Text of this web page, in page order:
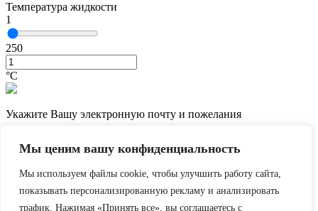
Мы ценим вашу конфиденциальность
Мы используем файлы cookie, чтобы улучшить работу сайта,
показывать персонализированную рекламу и анализировать
трафик. Нажимая «Принять все», вы соглашаетесь с
Температура жидкости
1
250
°С
Укажите Вашу электронную почту и пожелания